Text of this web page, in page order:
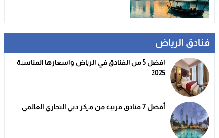
فنادق الرياض
افضل 5 من الفنادق في الرياض واسعارها المناسبة
2025
أفضل 7 فنادق قريبة من مركز دبي التجاري العالمي